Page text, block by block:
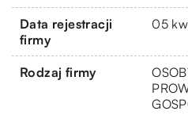
Data rejestracji
firmy
05
Rodzaj firmy